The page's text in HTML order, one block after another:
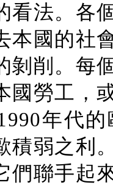
看法。各
本國的社
剝削。每
國勞工，
年代
積弱之利
們聯手起